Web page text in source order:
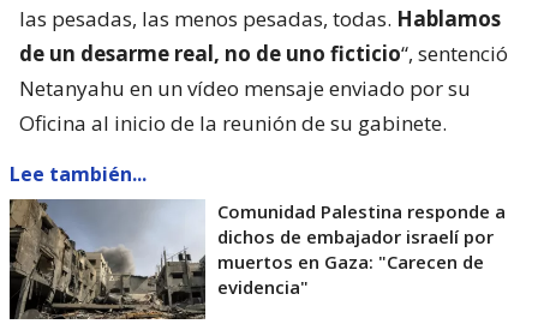
las pesadas, las menos pesadas, todas. Hablamos
de un desarme real, no de uno ficticio“, sentenció
Netanyahu en un vídeo mensaje enviado por su
Oficina al inicio de la reunión de su gabinete.
Lee también...
Comunidad Palestina responde a
dichos de embajador israelí por
muertos en Gaza: "Carecen de
evidencia"